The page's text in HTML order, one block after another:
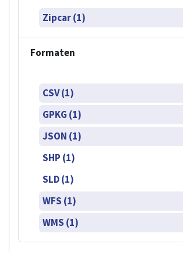
Zipcar (1)
Formaten
CSV (1)
GPKG (1)
JSON (1)
SHP (1)
SLD (1)
WFS (1)
WMS (1)